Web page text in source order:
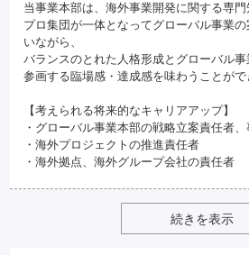
当事業本部は、海外事業開発に関する専
プロ集団が一体となってグローバル事業
いながら、
バランスのとれた人格形成とグローバル事
参画する臨場感・達成感を味わうことがで
【考えられる将来的なキャリアアップ】
・グローバル事業本部の戦略立案責任者
・海外プロジェクトの推進責任者
・海外拠点、海外グループ会社の責任者
続きを表示